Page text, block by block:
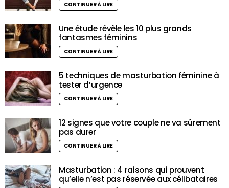
CONTINUER À LIRE
Une étude révèle les 10 plus grands
fantasmes féminins
CONTINUER À LIRE
5 techniques de masturbation féminine à
tester d’urgence
CONTINUER À LIRE
12 signes que votre couple ne va sûrement
pas durer
CONTINUER À LIRE
Masturbation : 4 raisons qui prouvent
qu’elle n’est pas réservée aux célibataires